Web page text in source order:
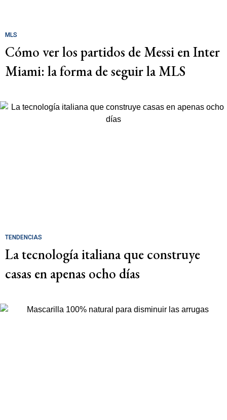
MLS
Cómo ver los partidos de Messi en Inter
Miami: la forma de seguir la MLS
TENDENCIAS
La tecnología italiana que construye
casas en apenas ocho días